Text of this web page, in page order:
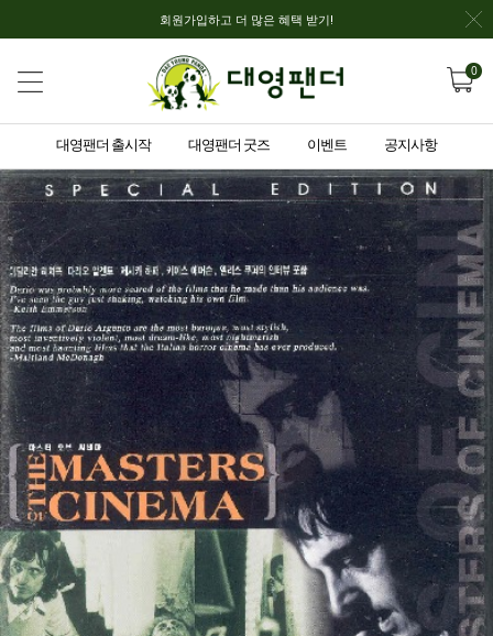
회원가입하고 더 많은 혜택 받기!
0
대영팬더 출시작 대영팬더 굿즈 이벤트 공지사항